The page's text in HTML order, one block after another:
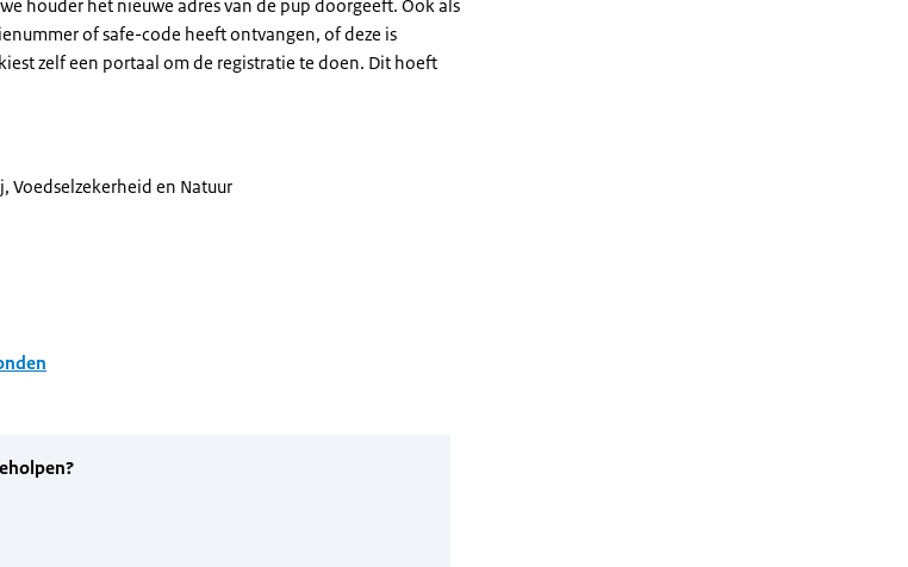
houder het nieuwe adres van de pup doorgeeft. Ook als
of safe-code heeft ontvangen, of deze is
zelf een portaal om de registratie te doen. Dit hoeft
Voedselzekerheid en Natuur